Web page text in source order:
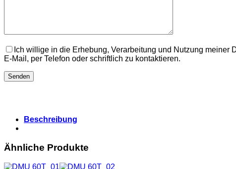
Ich willige in die Erhebung, Verarbeitung und Nutzung
E-Mail, per Telefon oder schriftlich zu kontaktieren.
Beschreibung
Ähnliche Produkte